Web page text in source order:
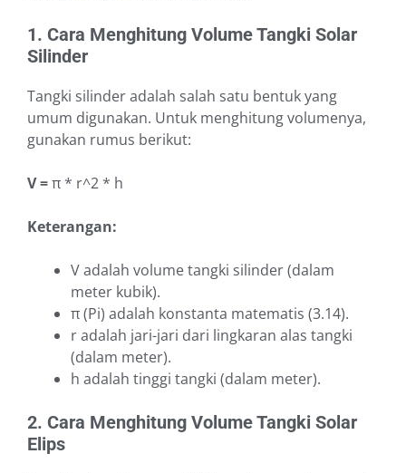
1. Cara Menghitung Volume Tangki Solar
Silinder
Tangki silinder adalah salah satu bentuk yang
umum digunakan. Untuk menghitung volumenya,
gunakan rumus berikut:
V =π * r^2 * h
Keterangan:
V adalah volume tangki silinder (dalam
meter kubik).
π (Pi) adalah konstanta matematis (3.14).
r adalah jari-jari dari lingkaran alas tangki
(dalam meter).
h adalah tinggi tangki (dalam meter).
2. Cara Menghitung Volume Tangki Solar
Elips